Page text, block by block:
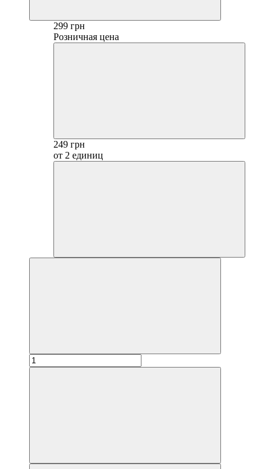
299 грн
Розничная цена
249 грн
от 2 единиц